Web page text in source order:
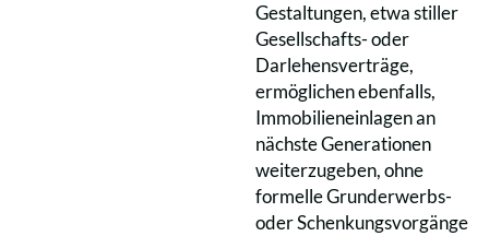
Gestaltungen, etwa stiller
Gesellschafts- oder
Darlehensverträge,
ermöglichen ebenfalls,
Immobilieneinlagen an
nächste Generationen
weiterzugeben, ohne
formelle Grunderwerbs-
oder Schenkungsvorgänge